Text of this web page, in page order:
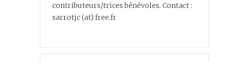
contributeurs/trices bénévoles. Contact :
sarrotjc (at) free.fr